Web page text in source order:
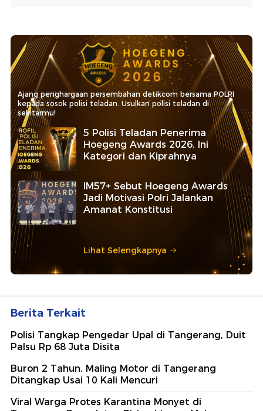
Ajang penghargaan persembahan detikcom bersama POLRI
kepada sosok polisi teladan. Usulkan polisi teladan di
sekitarmu!
5 Polisi Teladan Penerima
Hoegeng Awards 2026, Ini
Kategori dan Kiprahnya
IM57+ Sebut Hoegeng Awards
Jadi Motivasi Polri Jalankan
Amanat Konstitusi
Lihat Selengkapnya
Berita Terkait
Polisi Tangkap Pengedar Upal di Tangerang, Duit
Palsu Rp 68 Juta Disita
Buron 2 Tahun, Maling Motor di Tangerang
Ditangkap Usai 10 Kali Mencuri
Viral Warga Protes Karantina Monyet di